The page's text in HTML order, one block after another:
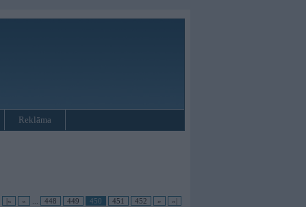
Reklāma
|« « 448 449 450 451 452 » »|